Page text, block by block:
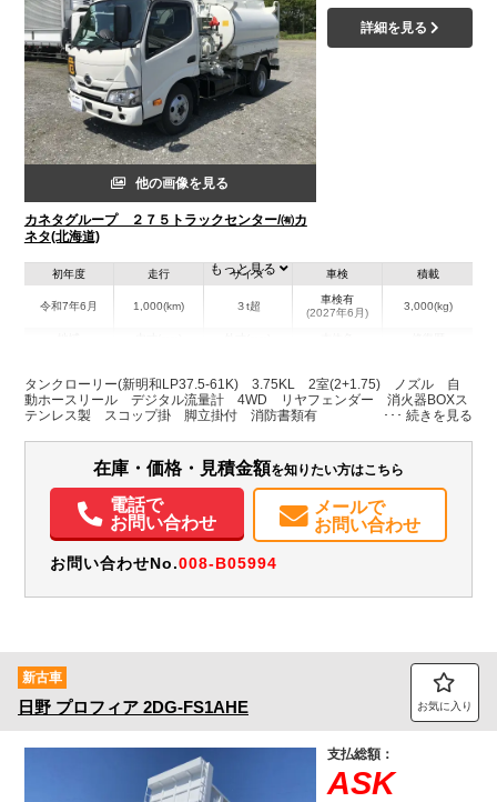
他の画像を見る
カネタグループ ２７５トラックセンター/㈲カ
ネタ(北海道)
詳細を見る
初年度
令和7年6月
走行
1,000(km)
サイズ
３t超
車検
車検有
(2027年6月)
積載
3,000(kg)
北海道 -
W:1,890
H:2,270
パワステ パワーウィンドウ ABS エアバッグ
バックモニター
PMマフラー
もっと見る
タンクローリー(新明和LP37.5-61K) 3.75KL 2室(2+1.75) ノズル 自
動ホースリール デジタル流量計 4WD リヤフェンダー 消火器BOXス
テンレス製 スコップ掛 脚立掛付 消防書類有
在庫・価格・見積金額を知りたい方はこちら
電話で
お問い合わせ
メールで
お問い合わせ
お問い合わせNo.008-B05994
新古車
日野 プロフィア 2DG-FS1AHE お気に入り
支払総額：
ASK